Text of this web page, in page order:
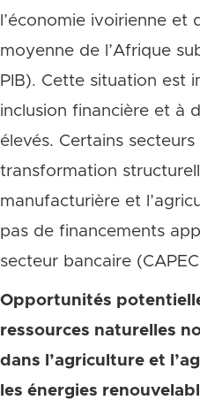
l’économie ivoirienne et
moyenne de l’Afrique
PIB). Cette situation est
inclusion financière et à
élevés. Certains
transformation
manufacturière et
pas de financements
secteur bancaire
Opportunités
ressources naturelles
dans l’agriculture et
les énergies